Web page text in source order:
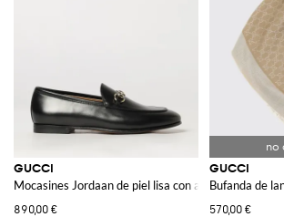
GUCCI
Mocasines Jordaan de piel lisa con adorno Horsebit
890,00 €
GUCCI
Bufanda de
570,00 €